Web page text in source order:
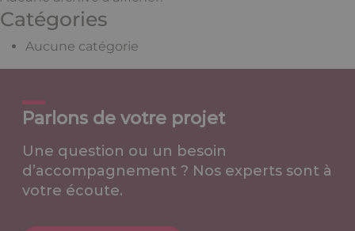
Catégories
Aucune catégorie
Parlons de votre projet
Une question ou un besoin
d’accompagnement ? Nos experts sont à
votre écoute.